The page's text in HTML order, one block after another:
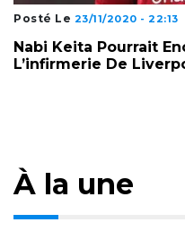
Posté Le 23/11/2020 - 22:13
Nabi Keita Pourrait
L’infirmerie De
À la une